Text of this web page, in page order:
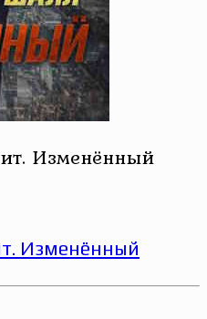
Изменённый
Изменённый